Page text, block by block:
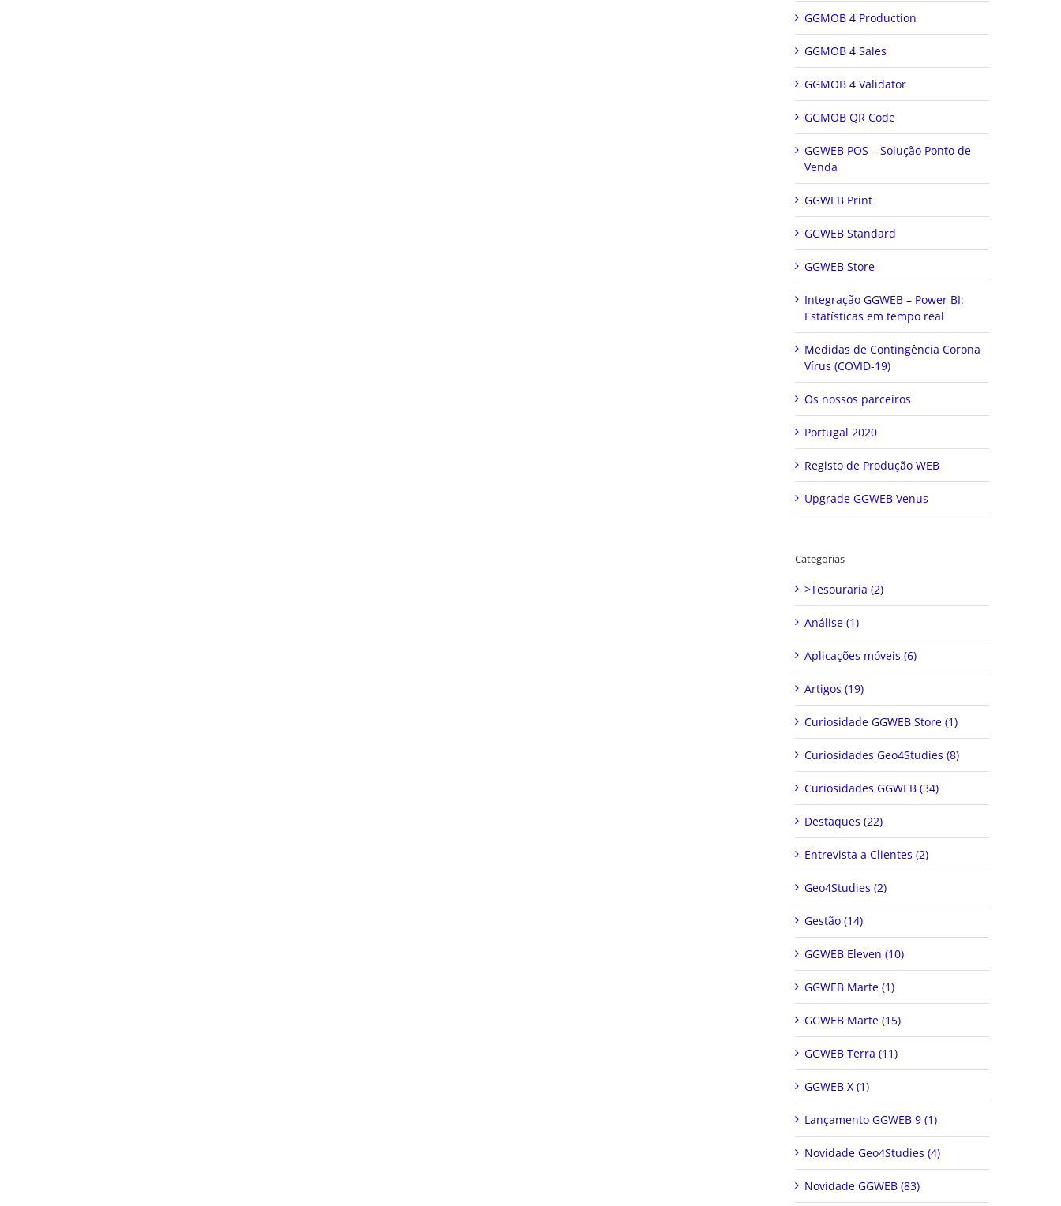
GGMOB 4 Production
GGMOB 4 Sales
GGMOB 4 Validator
GGMOB QR Code
GGWEB POS – Solução Ponto de
Venda
GGWEB Print
GGWEB Standard
GGWEB Store
Integração GGWEB – Power BI:
Estatísticas em tempo real
Medidas de Contingência Corona
Vírus (COVID-19)
Os nossos parceiros
Portugal 2020
Registo de Produção WEB
Upgrade GGWEB Venus
Categorias
>Tesouraria (2)
Análise (1)
Aplicações móveis (6)
Artigos (19)
Curiosidade GGWEB Store (1)
Curiosidades Geo4Studies (8)
Curiosidades GGWEB (34)
Destaques (22)
Entrevista a Clientes (2)
Geo4Studies (2)
Gestão (14)
GGWEB Eleven (10)
GGWEB Marte (1)
GGWEB Marte (15)
GGWEB Terra (11)
GGWEB X (1)
Lançamento GGWEB 9 (1)
Novidade Geo4Studies (4)
Novidade GGWEB (83)